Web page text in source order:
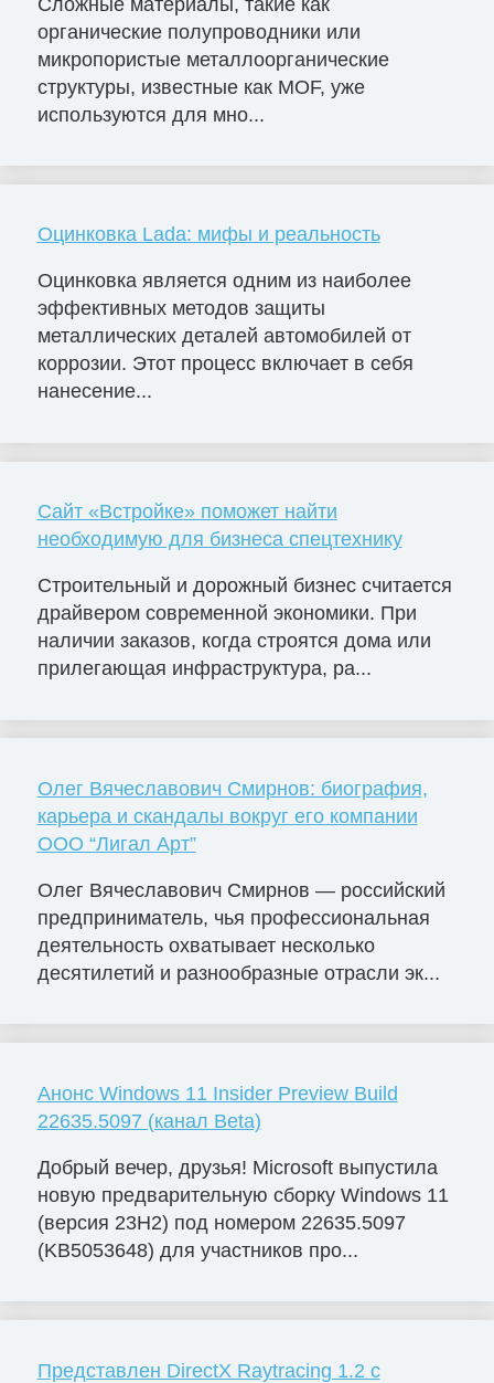
органические полупроводники или
микропористые металлоорганические
структуры, известные как MOF, уже
используются для мно...
Оцинковка Lada: мифы и реальность
Оцинковка является одним из наиболее
эффективных методов защиты
металлических деталей автомобилей от
коррозии. Этот процесс включает в себя
нанесение...
Сайт «Встройке» поможет найти
необходимую для бизнеса спецтехнику
Строительный и дорожный бизнес считается
драйвером современной экономики. При
наличии заказов, когда строятся дома или
прилегающая инфраструктура, ра...
Олег Вячеславович Смирнов: биография,
карьера и скандалы вокруг его компании
ООО “Лигал Арт”
Олег Вячеславович Смирнов — российский
предприниматель, чья профессиональная
деятельность охватывает несколько
десятилетий и разнообразные отрасли эк...
Анонс Windows 11 Insider Preview Build
22635.5097 (канал Beta)
Добрый вечер, друзья! Microsoft выпустила
новую предварительную сборку Windows 11
(версия 23H2) под номером 22635.5097
(KB5053648) для участников про...
Представлен DirectX Raytracing 1.2 с